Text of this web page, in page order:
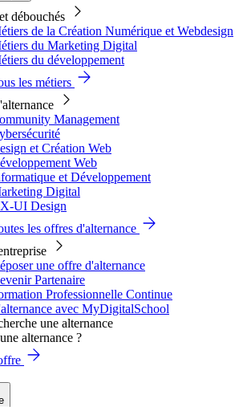
débouchés
de la Création Numérique et Webdesign
du Marketing Digital
du développement
les métiers
Management
et Création Web
Web
et Développement
Digital
UI Design
les offres d'alternance
une offre d'alternance
Partenaire
Professionnelle Continue
avec MyDigitalSchool
alternance ?